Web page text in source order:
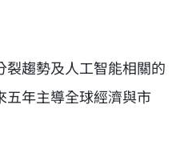
裂趨勢及人工智能相關的
五年主導全球經濟與市